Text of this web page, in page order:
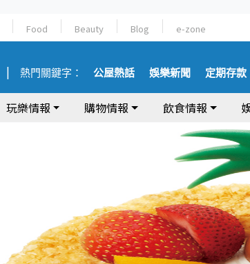
Food Beauty Blog e-zone
熱門關鍵字： 公屋熱話 娛樂新聞 定期存款
玩樂情報 購物情報 飲食情報